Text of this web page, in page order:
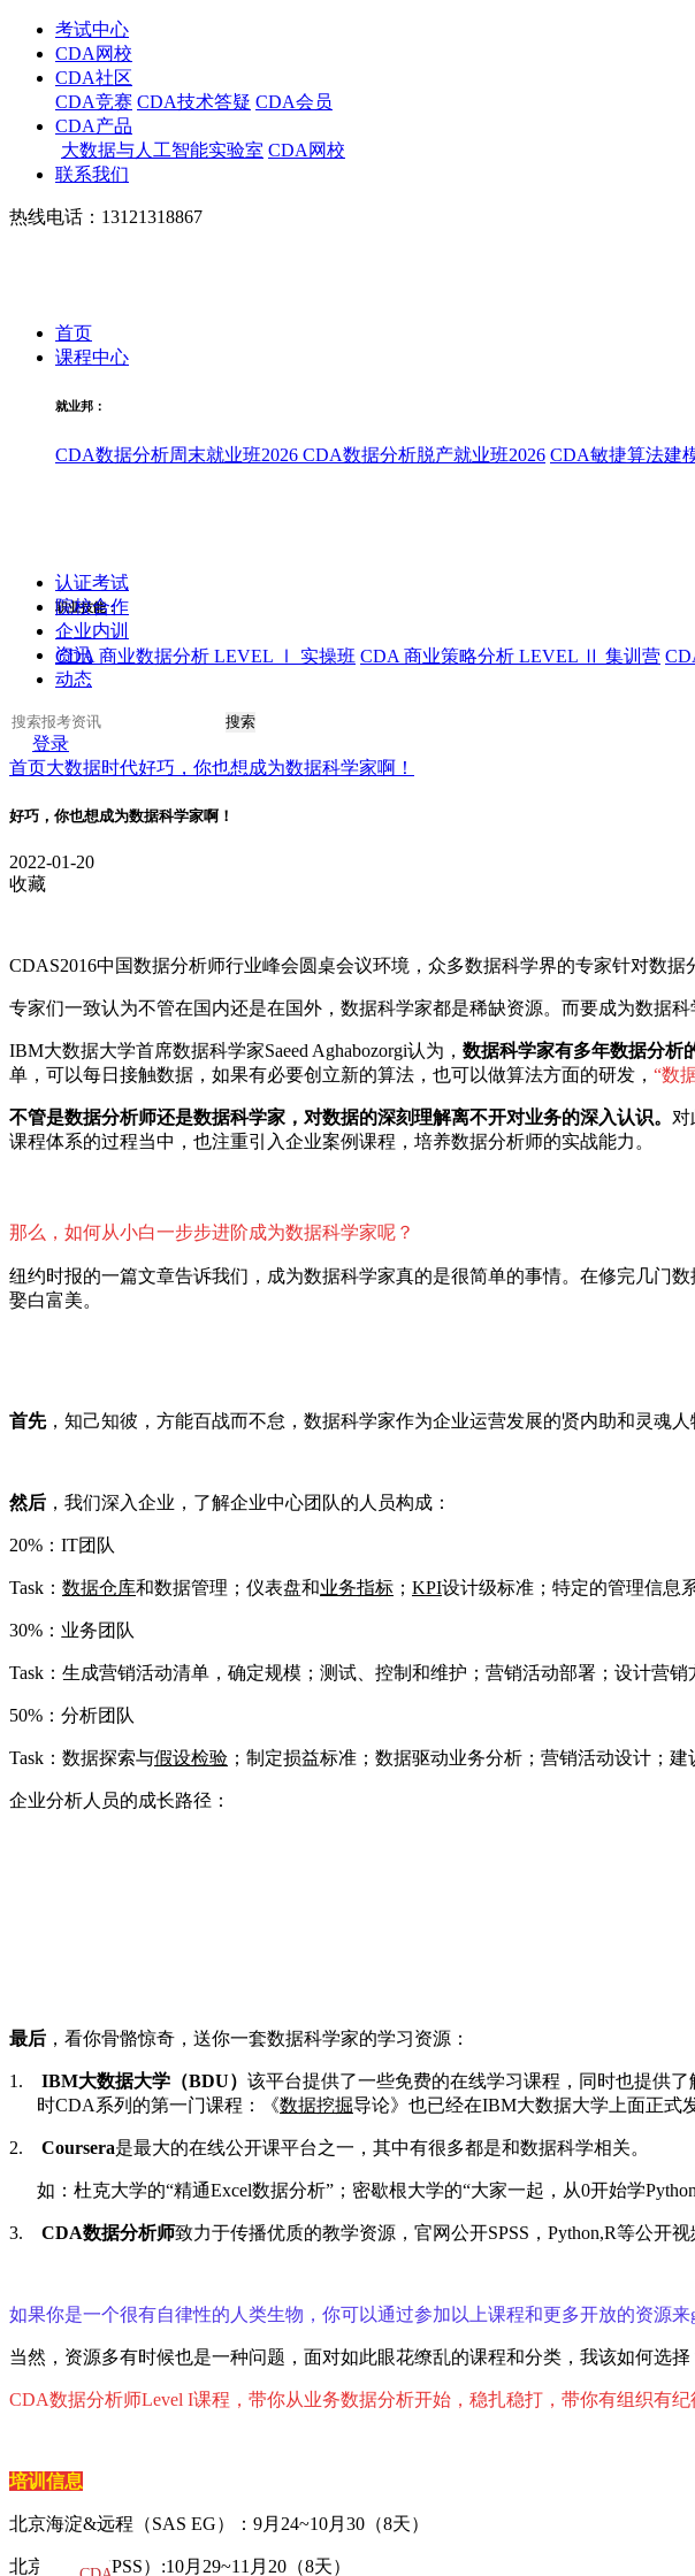
考试中心
CDA网校
CDA社区
CDA竞赛 CDA技术答疑 CDA会员
CDA产品
大数据与人工智能实验室 CDA网校
联系我们
热线电话：13121318867
首页
课程中心
就业邦：
CDA数据分析周末就业班2026 CDA数据分析脱产就业班2026 CDA敏捷算法建
职业技能：
CDA 商业数据分析 LEVEL Ⅰ 实操班 CDA 商业策略分析 LEVEL Ⅱ 集训营
认证考试
院校合作
企业内训
资讯
动态
搜索
登录
首页大数据时代好巧，你也想成为数据科学家啊！
好巧，你也想成为数据科学家啊！
2022-01-20
收藏
CDAS2016中国数据分析师行业峰会圆桌会议环境，众多数据科学界的专家针对数据
专家们一致认为不管在国内还是在国外，数据科学家都是稀缺资源。而要成为数据科
IBM大数据大学首席数据科学家Saeed Aghabozorgi认为， 数据科学家有多年数据分析
单，可以每日接触数据，如果有必要创立新的算法，也可以做算法方面的研发， “数
不管是数据分析师还是数据科学家，对数据的深刻理解离不开对业务的深入认识。 对
课程体系的过程当中，也注重引入企业案例课程，培养数据分析师的实战能力。
那么，如何从小白一步步进阶成为数据科学家呢？
纽约时报的一篇文章告诉我们，成为数据科学家真的是很简单的事情。在修完几门
娶白富美。
首先，知己知彼，方能百战而不怠，数据科学家作为企业运营发展的贤内助和灵魂人
然后 ，我们深入企业，了解企业中心团队的人员构成：
20%： IT团队
Task： 数据仓库和数据管理；仪表盘和业务指标 ； KPI设计级标准；特定的管理信息
30%：业务团队
Task：生成营销活动清单，确定规模；测试、控制和维护；营销活动部署；设计营销
50%：分析团队
Task：数据探索与假设检验 ；制定损益标准；数据驱动业务分析；营销活动设计；建
企业分析人员的成长路径：
最后 ，看你骨骼惊奇，送你一套数据科学家的学习资源：
1. IBM大数据大学（BDU） 该平台提供了一些免费的在线学习课程，同时也提供
时CDA系列的第一门课程：《数据挖掘导论》也已经在IBM大数据大学上面正式
2. Coursera是最大的在线公开课平台之一，其中有很多都是和数据科学相关。
如：杜克大学的“精通Excel数据分析” ；密歇根大学的“大家一起，从0开始学
3. CDA数据分析师致力于传播优质的教学资源，官网公开SPSS ， Python,R等公开视
如果你是一个很有自律性的人类生物，你可以通过参加以上课程和更多开放的资源来
当然，资源多有时候也是一种问题，面对如此眼花缭乱的课程和分类，我该如何选
CDA数据分析师Level I课程，带你从业务数据分析开始，稳扎稳打，带你有组织有纪
培训信息
北京海淀&远程（SAS EG）： 9月 24~10月 30 （8天）
北京朝阳（SPSS） :10月 29~11 月 20 （8天）